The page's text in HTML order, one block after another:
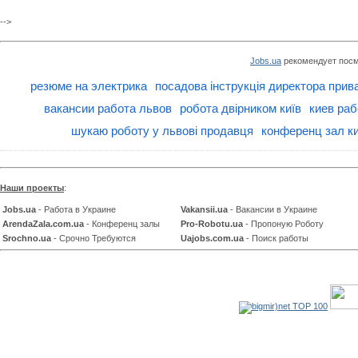
-->
Jobs.ua рекомендует
резюме на электрика
посадова інструкція директора
вакансии работа львов
робота двірником київ
киев
шукаю роботу у львові продавця
конференц зал
Наши проекты:
Jobs.ua - Работа в Украине Vakansii.ua - Вакансии в Украине
ArendaZala.com.ua - Конференц залы Pro-Robotu.ua - Пропоную Роботу
Srochno.ua - Срочно Требуются Uajobs.com.ua - Поиск работы